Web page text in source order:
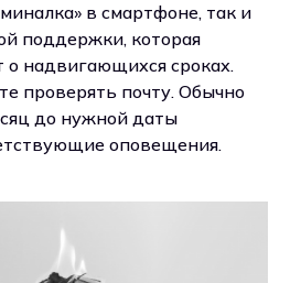
в смартфоне, так и
поддержки, которая
о надвигающихся сроках.
проверять почту. Обычно
до нужной даты
оповещения.